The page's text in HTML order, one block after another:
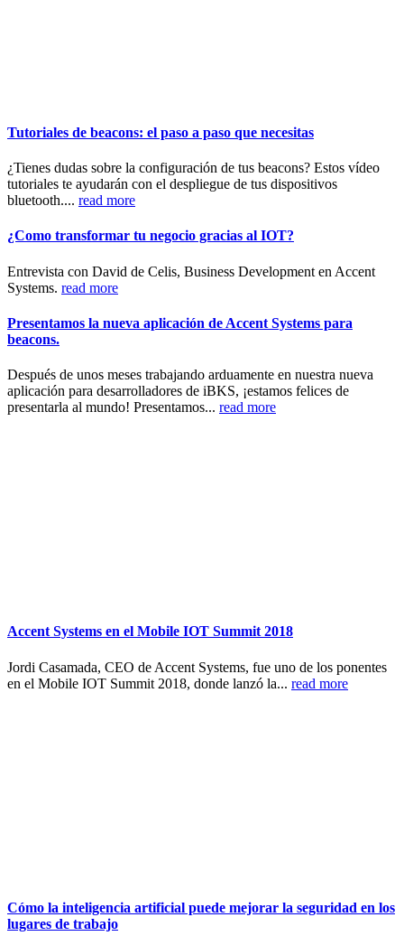
Tutoriales de beacons: el paso a paso que necesitas
¿Tienes dudas sobre la configuración de tus beacons? Estos vídeo
tutoriales te ayudarán con el despliegue de tus dispositivos
bluetooth.... read more
¿Como transformar tu negocio gracias al IOT?
Entrevista con David de Celis, Business Development en Accent
Systems. read more
Presentamos la nueva aplicación de Accent Systems para
beacons.
Después de unos meses trabajando arduamente en nuestra nueva
aplicación para desarrolladores de iBKS, ¡estamos felices de
presentarla al mundo! Presentamos... read more
Accent Systems en el Mobile IOT Summit 2018
Jordi Casamada, CEO de Accent Systems, fue uno de los ponentes
en el Mobile IOT Summit 2018, donde lanzó la... read more
Cómo la inteligencia artificial puede mejorar la seguridad en los
lugares de trabajo